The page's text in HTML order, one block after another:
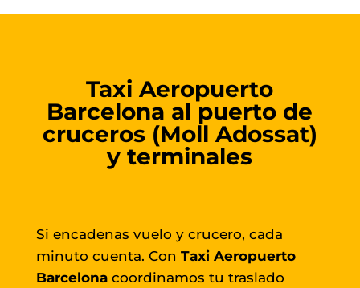
Taxi Aeropuerto
Barcelona al puerto de
cruceros (Moll Adossat)
y terminales
Si encadenas vuelo y crucero, cada
minuto cuenta. Con Taxi Aeropuerto
Barcelonacoordinamos tu traslado